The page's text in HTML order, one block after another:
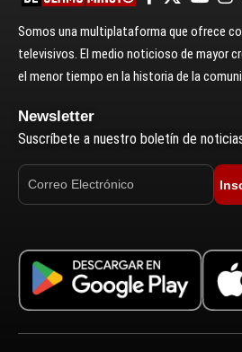
Somos una multiplataforma que ofrece
televisivos. El medio noticioso de mayor
el menor tiempo en la historia de la
Newsletter
Suscríbete a nuestro boletín de